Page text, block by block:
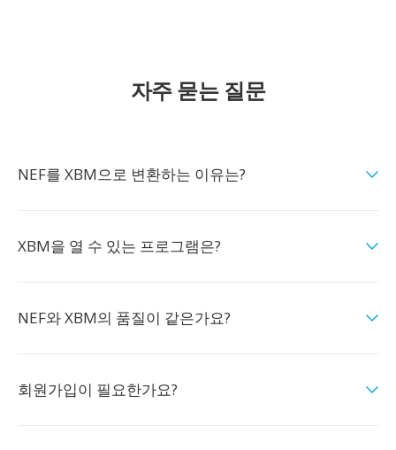
자주 묻는 질문
NEF를 XBM으로 변환하는 이유는?
XBM을 열 수 있는 프로그램은?
NEF와 XBM의 품질이 같은가요?
회원가입이 필요한가요?